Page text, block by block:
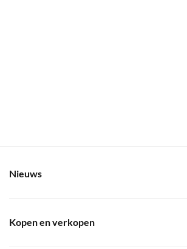
Nieuws
Kopen en verkopen